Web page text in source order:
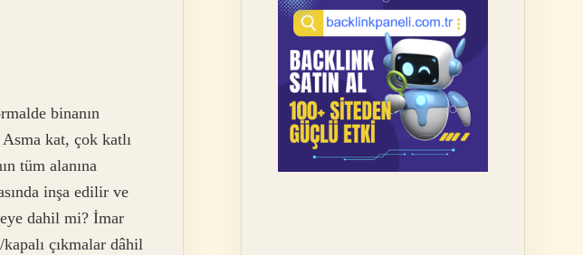
binanın
Asma kat, çok katlı
tüm alanına
inşa edilir ve
dahil mi? İmar
çıkmalar dâhil